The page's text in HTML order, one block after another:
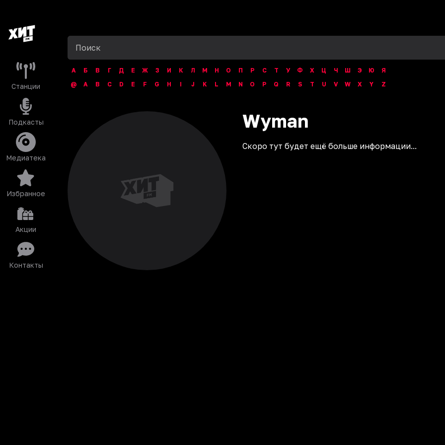
Станции
Подкасты
Медиатека
Избранное
Акции
Контакты
А Б В Г Д Е Ж З И К Л М Н О П Р С Т У Ф Х Ц Ч Ш Э Ю
Я
@
A B C D E F G H I J K L M N O P Q R S T U V W X Y Z
Wyman
Скоро тут будет ещё больше информации...